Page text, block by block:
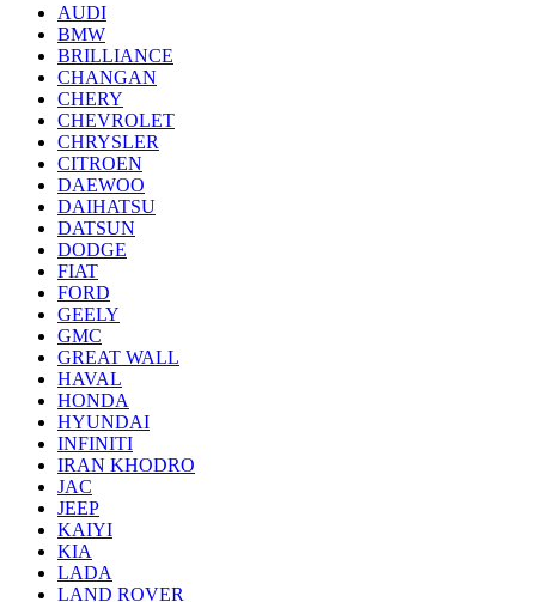
AUDI
BMW
BRILLIANCE
CHANGAN
CHERY
CHEVROLET
CHRYSLER
CITROEN
DAEWOO
DAIHATSU
DATSUN
DODGE
FIAT
FORD
GEELY
GMC
GREAT WALL
HAVAL
HONDA
HYUNDAI
INFINITI
IRAN KHODRO
JAC
JEEP
KAIYI
KIA
LADA
LAND ROVER